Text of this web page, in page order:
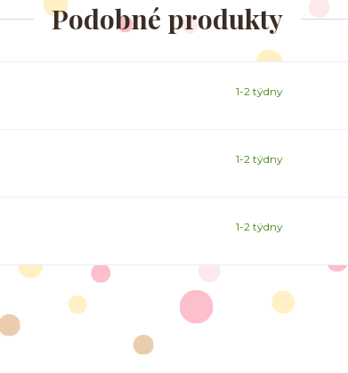
Podobné produkty
1-2 týdny
1-2 týdny
1-2 týdny